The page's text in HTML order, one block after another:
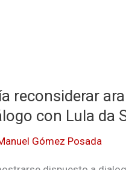
reconsiderar
con Lula da
Gómez Posada